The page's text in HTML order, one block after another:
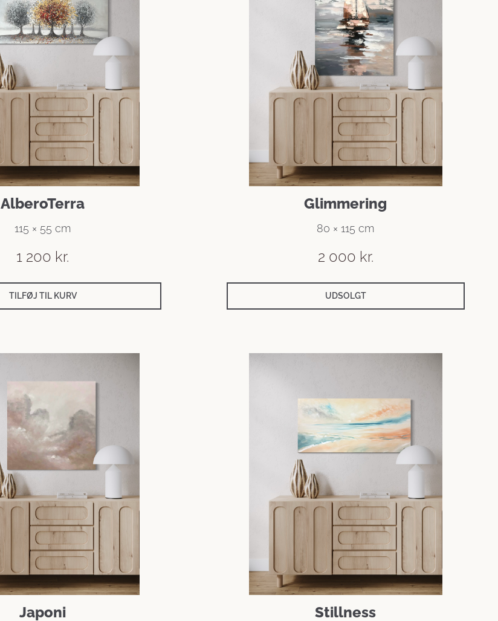
AlberoTerra
115 × 55 cm
1 200 kr.
TILFØJ TIL KURV
Glimmering
80 × 115 cm
2 000 kr.
UDSOLGT
Japoni Stillness